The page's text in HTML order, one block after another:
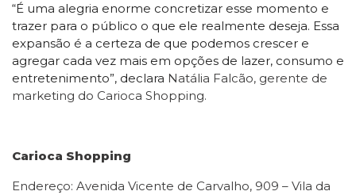
“É uma alegria enorme concretizar esse momento e
trazer para o público o que ele realmente deseja. Essa
expansão é a certeza de que podemos crescer e
agregar cada vez mais em opções de lazer, consumo e
entretenimento”, declara Natália Falcão, gerente de
marketing do Carioca Shopping.
Carioca Shopping
Endereço: Avenida Vicente de Carvalho, 909 – Vila da